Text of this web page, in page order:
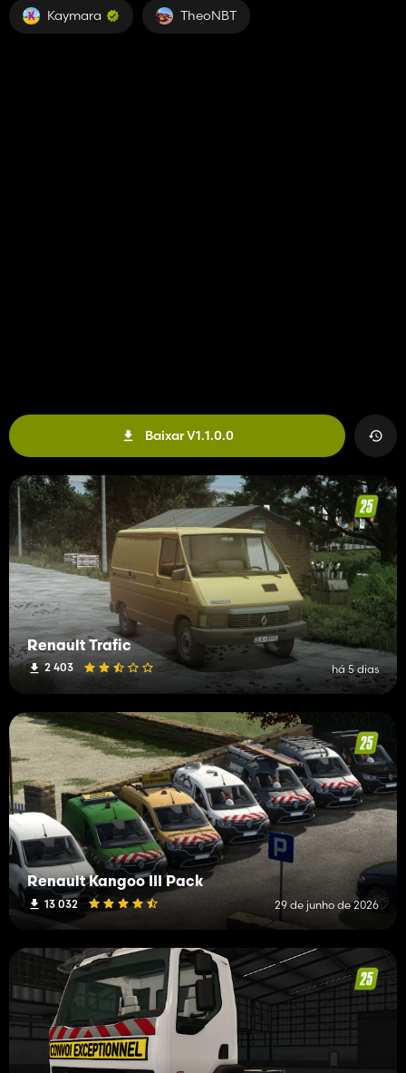
Kaymara TheoNBT
Baixar V1.1.0.0
Renault Trafic
2 403 há 5 dias
Renault Kangoo III Pack
13 032 29 de junho de 2026